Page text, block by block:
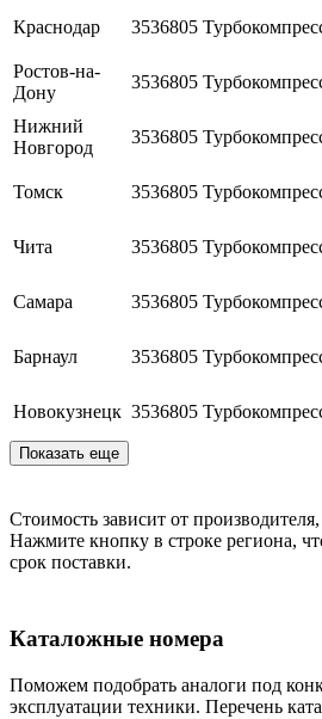
Краснодар 3536805
Ростов-на-
Дону
3536805
Нижний
Новгород
3536805
Томск 3536805
Чита 3536805
Самара 3536805
Барнаул 3536805
Новокузнецк 3536805
Показать еще
Стоимость зависит от
Нажмите кнопку в строке региона,
срок поставки.
Каталожные номера
Поможем подобрать аналоги под
эксплуатации техники. Перечень